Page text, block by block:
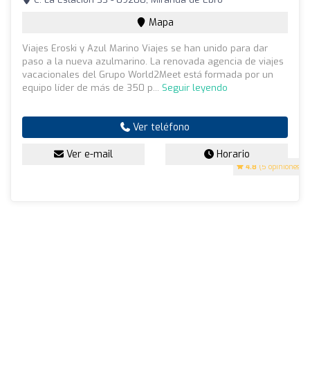
4.8 (5 opiniones)
Mapa
Viajes Eroski y Azul Marino Viajes se han unido para dar
paso a la nueva azulmarino. La renovada agencia de viajes
vacacionales del Grupo World2Meet está formada por un
equipo líder de más de 350 p... Seguir leyendo
Ver teléfono
Ver e-mail Horario